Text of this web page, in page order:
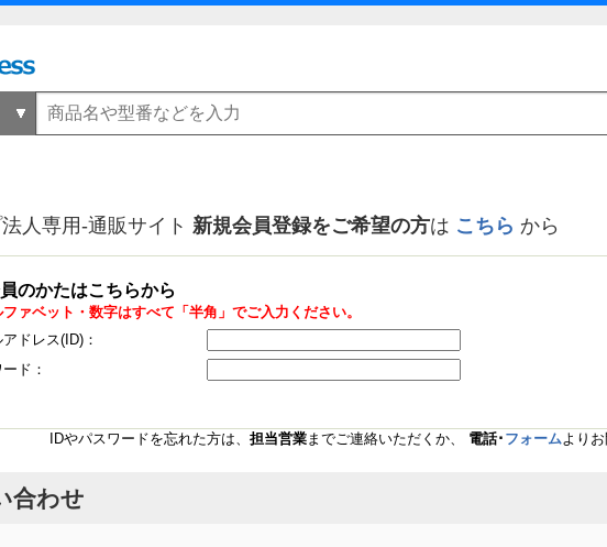
人専用-通販サイト 新規会員登録をご希望の方は こちら から
のかたはこちらから
ァベット・数字はすべて「半角」でご入力ください。
ドレス(ID)：
ド：
IDやパスワードを忘れた方は、 担当営業までご連絡いただくか、 電話･ フォームよりお
合わせ